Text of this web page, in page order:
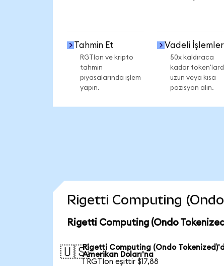
Tahmin Et
RGTIon ve kripto
tahmin
piyasalarında işlem
yapın.
Vadeli İşlemler
50x kaldıraca
kadar
uzun veya kısa
pozisyon alın.
Rigetti Computing
Rigetti Computing (Ondo
🇺🇸Rigetti Computing (Ondo
Amerikan Doları'na
1 RGTIon eşittir $17,88